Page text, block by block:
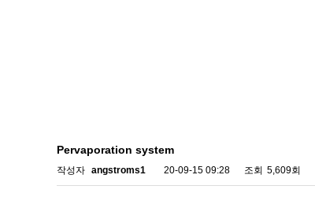
Pervaporation system
작성자 angstroms1 20-09-15 09:28 조회 5,609회